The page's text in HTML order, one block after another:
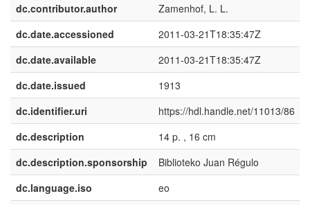
dc.contributor.author
Zamenhof, L. L.
dc.date.accessioned
2011-03-21T18:35:47Z
dc.date.available
2011-03-21T18:35:47Z
dc.date.issued
1913
dc.identifier.uri
https://hdl.handle.net/11013/86
dc.description
14 p. , 16 cm
dc.description.sponsorship
Biblioteko Juan Régulo
dc.language.iso
eo